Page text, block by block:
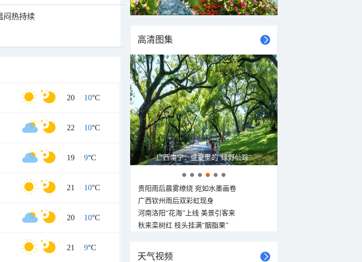
闷热持续
20 / 10°C
22 / 10°C
19 / 9°C
21 / 10°C
20 / 10°C
21 / 9°C
高清图集
广西南宁：盛夏里的“绿野仙踪”
贵阳雨后晨雾缭绕 宛如水墨画卷
广西钦州雨后双彩虹现身
河南洛阳“花海”上线 美景引客来
秋来栾树红 枝头挂满“胭脂果”
天气视频